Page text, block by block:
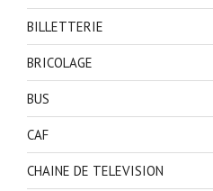
BILLETTERIE
BRICOLAGE
BUS
CAF
CHAINE DE TELEVISION